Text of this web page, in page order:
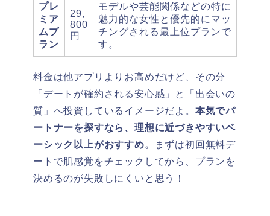
プレ
ミア
ムプ
ラン
29,
800
円
モデルや芸能関係などの特に
魅力的な女性と優先的にマッ
チングされる最上位プランで
す。
料金は他アプリよりお高めだけど、その分
「デートが確約される安心感」と「出会いの
質」へ投資しているイメージだよ。 本気でパ
ートナーを探すなら、理想に近づきやすいベ
ーシック以上がおすすめ。
まずは初回無料デ
ートで肌感覚をチェックしてから、プランを
決めるのが失敗しにくいと思う！